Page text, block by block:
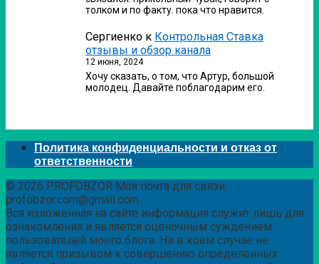
толком и по факту. пока что нравится.
Сергиенко к Контрольная Ставка
отзывы и обзор канала
12 июня, 2024
Хочу сказать, о том, что Артур, большой
молодец. Давайте поблагодарим его.
Политика конфиденциальности и отказ от
ответственности
© 2026 PROFOBZOR Моя почта для связи:
profobzor.com@gmail.com
Вся изложенная на сайте информация служит лишь для
ознакомления и является оценочным суждением
пользователей моего блога. Ни в коем случае не
является призывом к совершению определенных